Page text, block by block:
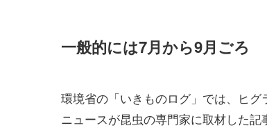
一般的には7月から9月ごろ
環境省の「いきものログ」では、ヒ
ニュースが昆虫の専門家に取材した記